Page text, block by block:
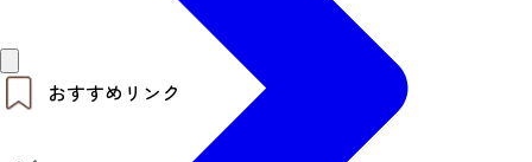
おすすめリンク